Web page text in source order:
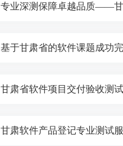
专业深测保障卓越品质——
基于甘肃省的软件课题成功
甘肃省软件项目交付验收测
甘肃软件产品登记专业测试